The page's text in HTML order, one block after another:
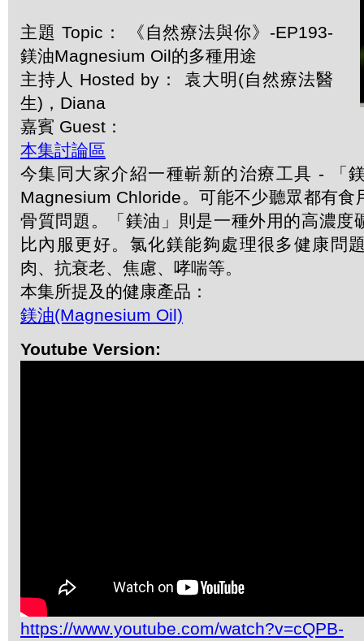
主題 Topic： 《自然療法與你》-EP193-
鎂油Magnesium Oil的多種用途
主持人 Hosted by： 袁大明(自然療法醫
生)，Diana
嘉賓 Guest：
本集討論區
今集同大家介紹一種嶄新的治療工具 - 「
Magnesium Chloride。可能不少聽眾都有食
骨質問題。「鎂油」則是一種外用的高濃度
比內服更好。氯化鎂能夠處理很多健康問
肉、抗衰老、焦慮、哮喘等。
本集所提及的健康產品：
鎂油(Magnesium Oil)
Youtube Version:
https://www.youtube.com/watch?v=cQPB-